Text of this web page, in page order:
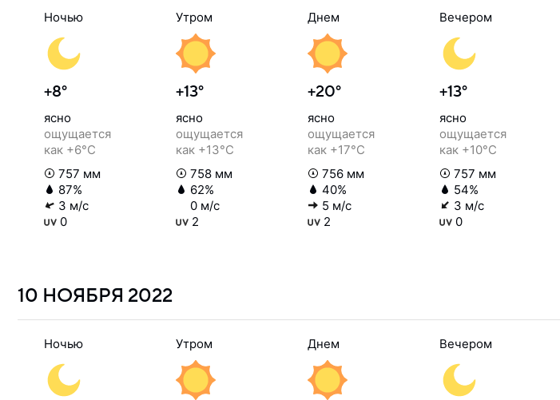
Ночью
+8°
ясно
ощущается
как +6°C
757 мм
87%
3 м/с
0
Утром
+13°
ясно
ощущается
как +13°C
758 мм
62%
0 м/с
2
Днем
+20°
ясно
ощущается
как +17°C
756 мм
40%
5 м/с
2
Вечером
+13°
ясно
ощущается
как +10°C
757 мм
54%
3 м/с
0
10 НОЯБРЯ 2022
Ночью Утром Днем Вечером